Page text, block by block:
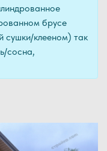
брусе
сушки/клееном) так
сосна,